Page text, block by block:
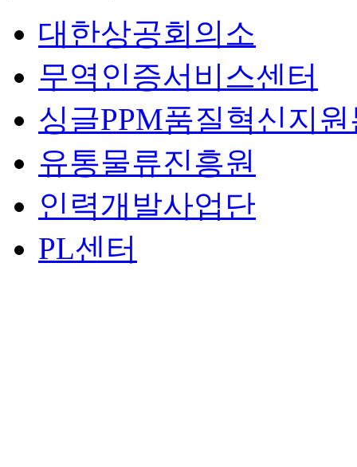
대한상공회의소
무역인증서비스센터
싱글PPM품질혁신지
유통물류진흥원
인력개발사업단
PL센터